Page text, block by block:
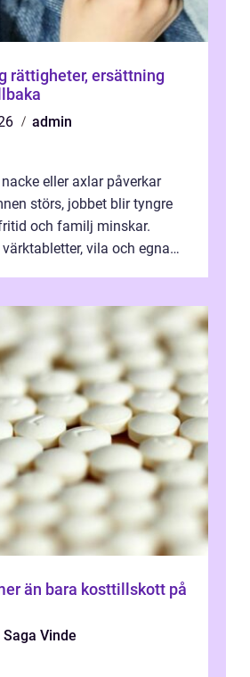
admin
eller axlar påverkar
störs, jobbet blir tyngre
och familj minskar.
vila och egna
Saga Vinde